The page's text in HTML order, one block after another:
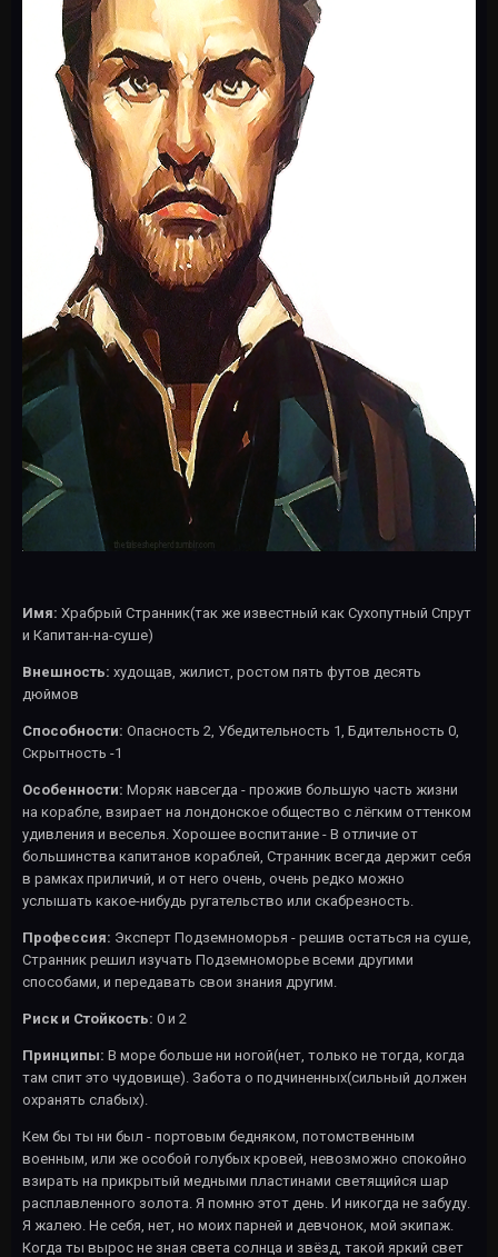
Имя: Храбрый Странник(так же известный как Сухопутный Спрут
и Капитан-на-суше)
Внешность: худощав, жилист, ростом пять футов десять
дюймов
Способности: Опасность 2, Убедительность 1, Бдительность 0,
Скрытность -1
Особенности: Моряк навсегда - прожив большую часть жизни
на корабле, взирает на лондонское общество с лёгким оттенком
удивления и веселья. Хорошее воспитание - В отличие от
большинства капитанов кораблей, Странник всегда держит себя
в рамках приличий, и от него очень, очень редко можно
услышать какое-нибудь ругательство или скабрезность.
Профессия: Эксперт Подземноморья - решив остаться на суше,
Странник решил изучать Подземноморье всеми другими
способами, и передавать свои знания другим.
Риск и Стойкость: 0 и 2
Принципы: В море больше ни ногой(нет, только не тогда, когда
там спит это чудовище). Забота о подчиненных(сильный должен
охранять слабых).
Кем бы ты ни был - портовым бедняком, потомственным
военным, или же особой голубых кровей, невозможно спокойно
взирать на прикрытый медными пластинами светящийся шар
расплавленного золота. Я помню этот день. И никогда не забуду.
Я жалею. Не себя, нет, но моих парней и девчонок, мой экипаж.
Когда ты вырос не зная света солнца и звёзд, такой яркий свет